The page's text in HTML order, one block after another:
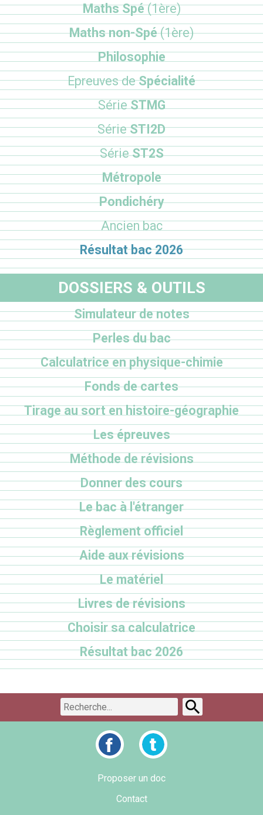
Maths Spé(1ère)
Maths non-Spé(1ère)
Philosophie
Epreuves deSpécialité
SérieSTMG
SérieSTI2D
SérieST2S
Métropole
Pondichéry
Ancien bac
Résultat bac 2026
DOSSIERS & OUTILS
Simulateur de notes
Perles du bac
Calculatrice en physique-chimie
Fonds de cartes
Tirage au sort en histoire-géographie
Les épreuves
Méthode de révisions
Donner des cours
Le bac à l'étranger
Règlement officiel
Aide aux révisions
Le matériel
Livres de révisions
Choisir sa calculatrice
Résultat bac 2026
Proposer un doc
Contact